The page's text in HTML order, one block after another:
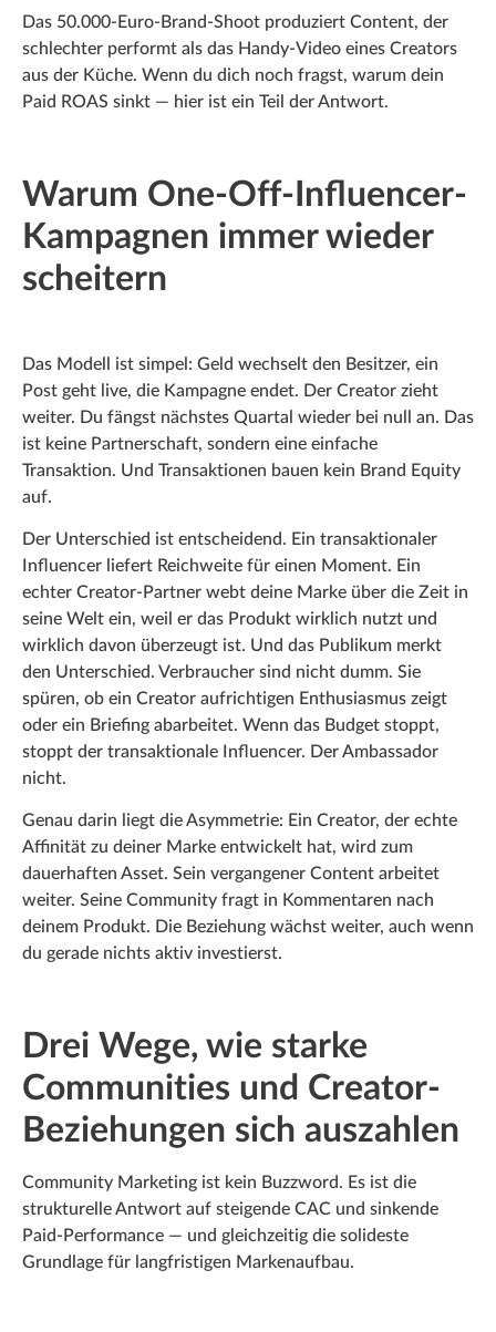
Das 50.000-Euro-Brand-Shoot produziert Content, der
schlechter performt als das Handy-Video eines Creators
aus der Küche. Wenn du dich noch fragst, warum dein
Paid ROAS sinkt — hier ist ein Teil der Antwort.
Warum One-Off-Influencer-
Kampagnen immer wieder
scheitern
Das Modell ist simpel: Geld wechselt den Besitzer, ein
Post geht live, die Kampagne endet. Der Creator zieht
weiter. Du fängst nächstes Quartal wieder bei null an. Das
ist keine Partnerschaft, sondern eine einfache
Transaktion. Und Transaktionen bauen kein Brand Equity
auf.
Der Unterschied ist entscheidend. Ein transaktionaler
Influencer liefert Reichweite für einen Moment. Ein
echter Creator-Partner webt deine Marke über die Zeit in
seine Welt ein, weil er das Produkt wirklich nutzt und
wirklich davon überzeugt ist. Und das Publikum merkt
den Unterschied. Verbraucher sind nicht dumm. Sie
spüren, ob ein Creator aufrichtigen Enthusiasmus zeigt
oder ein Briefing abarbeitet. Wenn das Budget stoppt,
stoppt der transaktionale Influencer. Der Ambassador
nicht.
Genau darin liegt die Asymmetrie: Ein Creator, der echte
Affinität zu deiner Marke entwickelt hat, wird zum
dauerhaften Asset. Sein vergangener Content arbeitet
weiter. Seine Community fragt in Kommentaren nach
deinem Produkt. Die Beziehung wächst weiter, auch wenn
du gerade nichts aktiv investierst.
Drei Wege, wie starke
Communities und Creator-
Beziehungen sich auszahlen
Community Marketing ist kein Buzzword. Es ist die
strukturelle Antwort auf steigende CAC und sinkende
Paid-Performance — und gleichzeitig die solideste
Grundlage für langfristigen Markenaufbau.